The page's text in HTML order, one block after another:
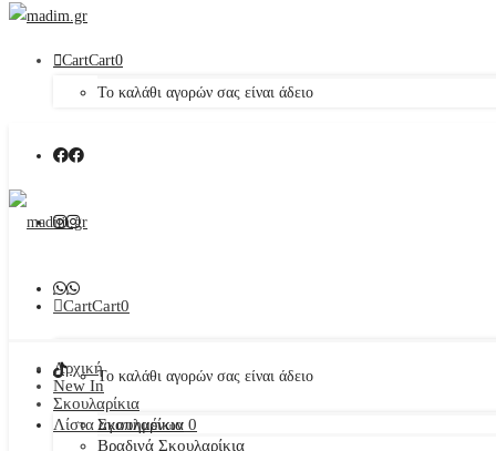
CartCart0
Το καλάθι αγορών σας είναι άδειο
CartCart0
Το καλάθι αγορών σας είναι άδειο
Λίστα αγαπημένων 0
Αρχική
New In
Σκουλαρίκια
Σκουλαρίκια
Βραδινά Σκουλαρίκια